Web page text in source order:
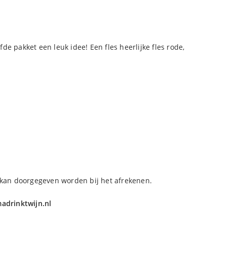
pakket een leuk idee! Een fles heerlijke fles rode,
doorgegeven worden bij het afrekenen.